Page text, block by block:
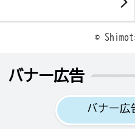
©
バナー広告
バナー広